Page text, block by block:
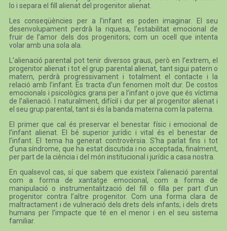
lo i separa el fill alienat del progenitor alienat.
Les conseqüències per a l’infant es poden imaginar. El seu
desenvolupament perdrà la riquesa, l’estabilitat emocional de
fruir de l’amor dels dos progenitors; com un ocell que intenta
volar amb una sola ala.
L’alienació parental pot tenir diversos graus, però en l’extrem, el
progenitor alienat i tot el grup parental alienat, tant sigui patern o
matern, perdrà progressivament i totalment el contacte i la
relació amb l’infant. Es tracta d’un fenomen molt dur. De costos
emocionals i psicològics grans per a l’infant o jove que és víctima
de l’alienació. I naturalment, difícil i dur per al progenitor alienat i
el seu grup parental, tant si és la banda materna com la paterna.
El primer que cal és preservar el benestar físic i emocional de
l’infant alienat. El bé superior jurídic i vital és el benestar de
l’infant. El tema ha generat controvèrsia. S’ha parlat fins i tot
d’una síndrome, que ha estat discutida i no acceptada, finalment,
per part de la ciència i del món institucional i jurídic a casa nostra.
En qualsevol cas, sí que sabem que existeix l’alienació parental
com a forma de xantatge emocional, com a forma de
manipulació o instrumentalització del fill o filla per part d’un
progenitor contra l’altre progenitor. Com una forma clara de
maltractament i de vulneració dels drets dels infants; i dels drets
humans per l’impacte que té en el menor i en el seu sistema
familiar.